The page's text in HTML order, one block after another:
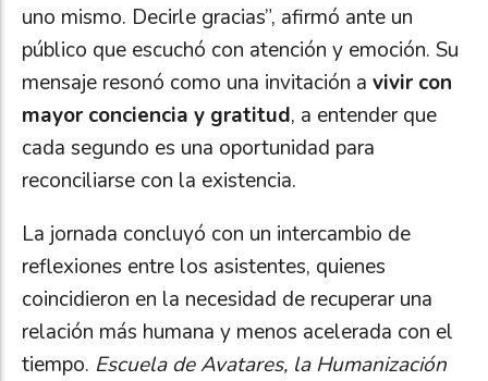
uno mismo. Decirle gracias”, afirmó ante un
público que escuchó con atención y emoción. Su
mensaje resonó como una invitación a vivir con
mayor conciencia y gratitud, a entender que
cada segundo es una oportunidad para
reconciliarse con la existencia.
La jornada concluyó con un intercambio de
reflexiones entre los asistentes, quienes
coincidieron en la necesidad de recuperar una
relación más humana y menos acelerada con el
tiempo. Escuela de Avatares, la Humanización